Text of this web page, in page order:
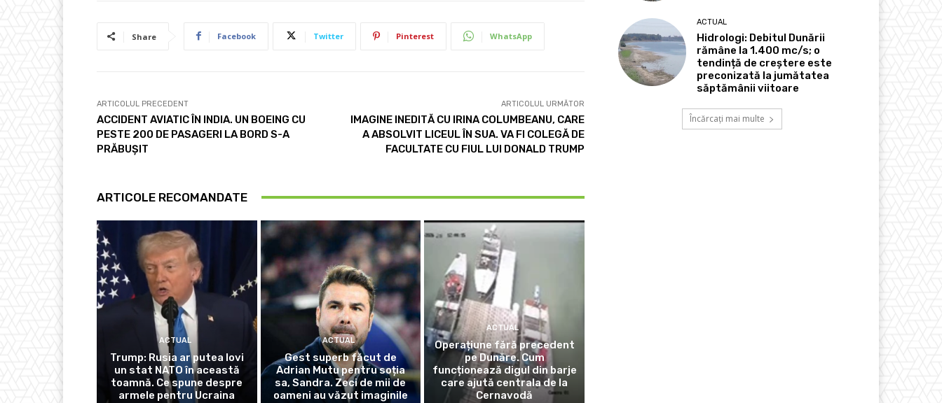
Share Facebook Twitter Pinterest WhatsApp
ARTICOLUL PRECEDENT
ACCIDENT AVIATIC ÎN INDIA. UN BOEING CU
PESTE 200 DE PASAGERI LA BORD S-A
PRĂBUȘIT
ARTICOLUL URMĂTOR
IMAGINE INEDITĂ CU IRINA COLUMBEANU, CARE
A ABSOLVIT LICEUL ÎN SUA. VA FI COLEGĂ DE
FACULTATE CU FIUL LUI DONALD TRUMP
ARTICOLE RECOMANDATE
ACTUAL
Trump: Rusia ar putea lovi
un stat NATO în această
toamnă. Ce spune despre
armele pentru Ucraina
ACTUAL
Gest superb făcut de
Adrian Mutu pentru soția
sa, Sandra. Zeci de mii de
oameni au văzut imaginile
ACTUAL
Operațiune fără precedent
pe Dunăre. Cum
funcționează digul din barje
care ajută centrala de la
Cernavodă
ACTUAL
Hidrologi: Debitul Dunării
rămâne la 1.400 mc/s; o
tendință de creștere este
preconizată la jumătatea
săptămânii viitoare
Încărcați mai multe